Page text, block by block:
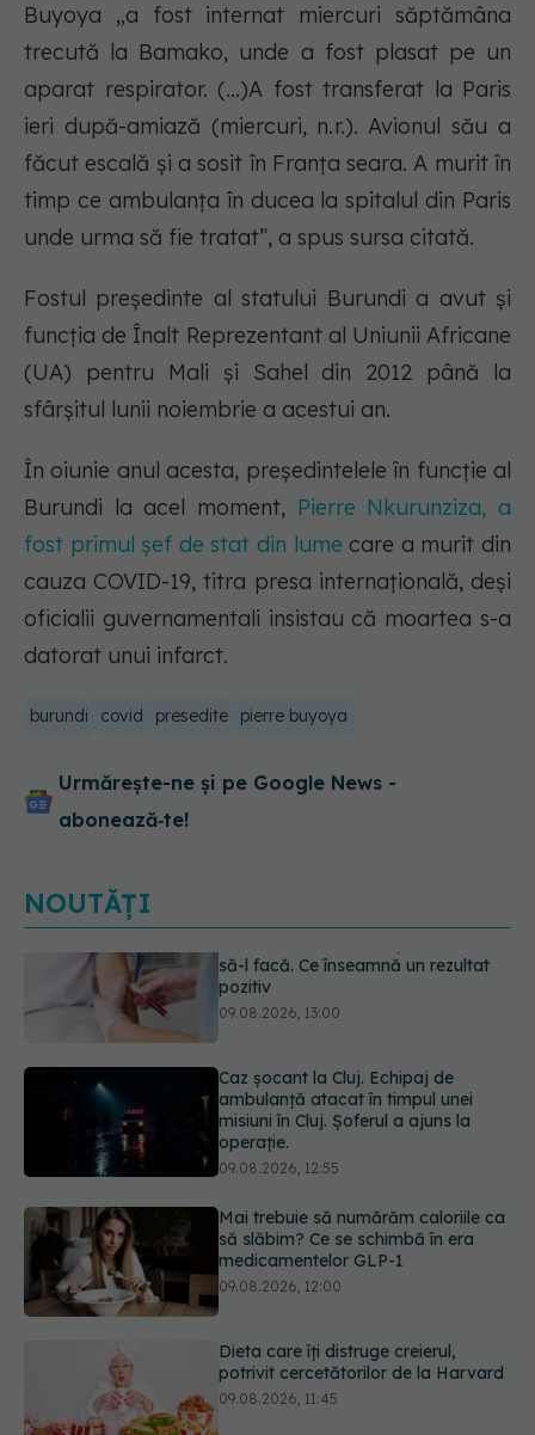
Buyoya „a fost internat miercuri săptămâna
trecută la Bamako, unde a fost plasat pe un
aparat respirator. (...)A fost transferat la Paris
ieri după-amiază (miercuri, n.r.). Avionul său a
făcut escală și a sosit în Franța seara. A murit în
timp ce ambulanța în ducea la spitalul din Paris
unde urma să fie tratat”, a spus sursa citată.
Fostul președinte al statului Burundi a avut și
funcția de Înalt Reprezentant al Uniunii Africane
(UA) pentru Mali și Sahel din 2012 până la
sfârșitul lunii noiembrie a acestui an.
În oiunie anul acesta, președintelele în funcție al
Burundi la acel moment, Pierre Nkurunziza, a
fost primul șef de stat din lume care a murit din
cauza COVID-19, titra presa internațională, deși
oficialii guvernamentali insistau că moartea s-a
datorat unui infarct.
burundi covid presedite pierre buyoya
Urmărește-ne și pe Google News -
abonează‑te!
NOUTĂȚI
Caz șocant la Cluj. Echipaj de
ambulanță atacat în timpul unei
09.08.2026, 12:55
Mai trebuie să numărăm caloriile ca
să slăbim? Ce se schimbă în era
medicamentelor GLP-1
Dieta care îți distruge creierul,
potrivit cercetătorilor de la Harvard
Cum folosești uleiul esențial de